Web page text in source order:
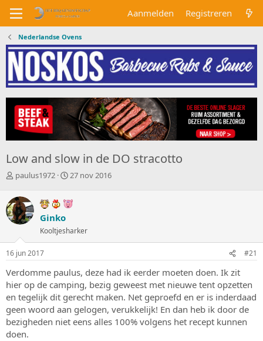
Aanmelden Registreren
Nederlandse Ovens
Low and slow in de DO stracotto
O
d
e
r
w
e
r
p
s
a
r
t
e
r
paulus1972
S
r
d
u
m
27 nov 2016
Ginko
Kooltjesharker
16 jun 2017 #21
Verdomme paulus, deze had ik eerder moeten doen. Ik zit
hier op de camping, bezig geweest met nieuwe tent opzetten
en tegelijk dit gerecht maken. Net geproefd en er is inderdaad
geen woord aan gelogen, verukkelijk! En dan heb ik door de
bezigheden niet eens alles 100% volgens het recept kunnen
doen.